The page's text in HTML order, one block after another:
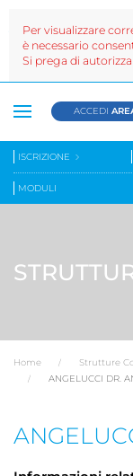
ACCEDI
ISCRIZIONE
MODULI
Home Strutture
ANGELUCCI DR.
Per visualizzare
è necessario
Si prega di